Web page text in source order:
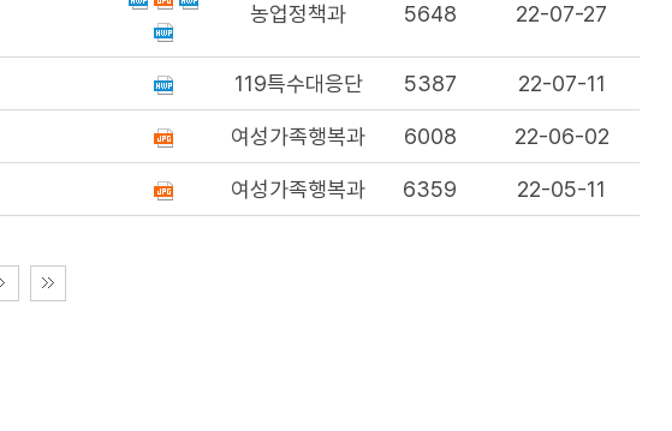
농업정책과 5648 22-07-27
119특수대응단 5387 22-07-11
여성가족행복과 6008 22-06-02
여성가족행복과 6359 22-05-11